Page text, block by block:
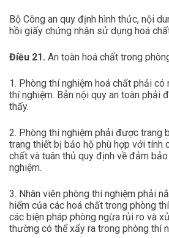
Bộ Công an quy định hình thức, nội
hồi giấy chứng nhận sử dụng hoá
Điều 21. An toàn hoá chất trong
1. Phòng thí nghiệm hoá chất phải có
thí nghiệm. Bản nội quy an toàn phải
thấy.
2. Phòng thí nghiệm phải được trang
trang thiết bị bảo hộ phù hợp với tính
chất và tuân thủ quy định về đảm
nghiệm.
3. Nhân viên phòng thí nghiệm phải
hiểm của các hoá chất trong phòng
các biện pháp phòng ngừa rủi ro và
thường có thể xẩy ra trong phòng thí